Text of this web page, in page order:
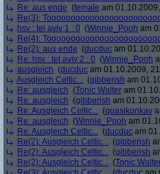
Re: aus ende (female am
Re(3):
hsv : tel aviv 1 : 0 (Winnie_Pooh am
Re(4):
Re(2): aus ende (ducduc am
Re: hsv : tel aviv 2 : 0 (Winnie_Pooh
ausgleich (ducduc am 01.10.2009,
Ausgleich Celtic... (gibberish am
Re: ausgleich (Tonic Walter am
Re: ausgleich (gibberish am
Re: Ausgleich Celtic... (quasikonkav
Re: ausgleich (Winnie_Pooh am
Re: Ausgleich Celtic... (ducduc am
Re(2): Ausgleich Celtic... (gibberish
Re(2): Ausgleich Celtic... (gibberish
Re(2): Ausgleich Celtic... (Tonic